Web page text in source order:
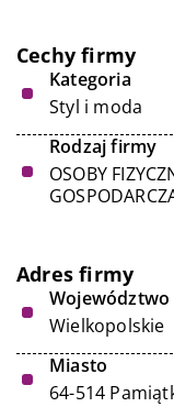
Cechy firmy
Kategoria
Styl i moda
Rodzaj firmy
OSOBY
Adres firmy
Województwo
Wielkopolskie
Miasto
64-514